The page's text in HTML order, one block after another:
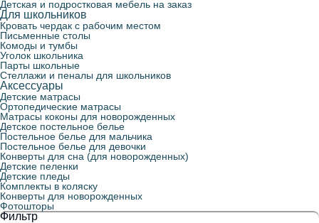
Детская и подростковая мебель на заказ
Для школьников
Кровать чердак с рабочим местом
Письменные столы
Комоды и тумбы
Уголок школьника
Парты школьные
Стеллажи и пеналы для школьников
Аксессуары
Детские матрасы
Ортопедические матрасы
Матрасы коконы для новорожденных
Детское постельное белье
Постельное белье для мальчика
Постельное белье для девочки
Конверты для сна (для новорожденных)
Детские пеленки
Детские пледы
Комплекты в коляску
Конверты для новорожденных
Фотошторы
Фильтр